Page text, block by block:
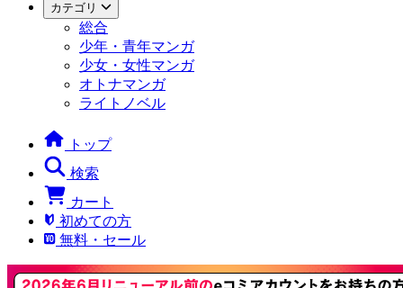
カテゴリ
総合
少年・青年マンガ
少女・女性マンガ
オトナマンガ
ライトノベル
トップ
検索
カート
初めての方
無料・セール